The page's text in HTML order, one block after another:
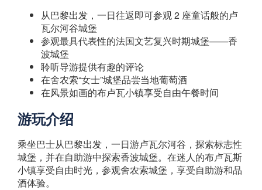
从巴黎出发，一日往返即可参观 2 座童话般的卢
瓦尔河谷城堡
参观最具代表性的法国文艺复兴时期城堡——香
波城堡
聆听导游提供有趣的评论
在舍农索“女士”城堡品尝当地葡萄酒
在风景如画的布卢瓦小镇享受自由午餐时间
游玩介绍
乘坐巴士从巴黎出发，一日游卢瓦尔河谷，探索标志性
城堡，并在自助游中探索香波城堡。在迷人的布卢瓦斯
小镇享受自由时光，参观舍农索城堡，享受自助游和品
酒体验。